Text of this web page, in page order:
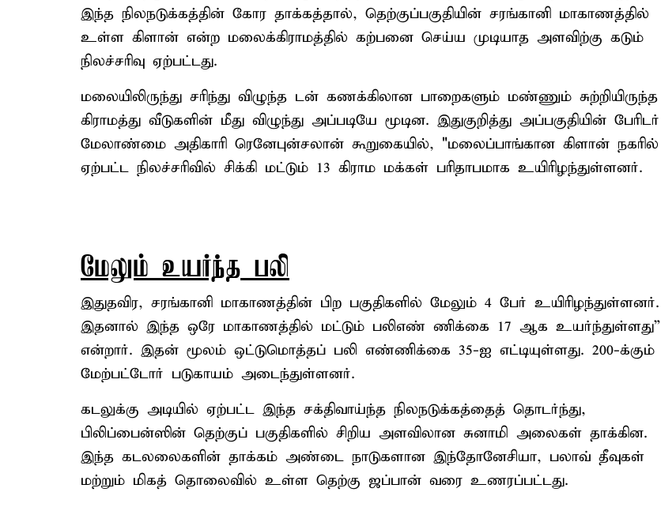
இந்த நிலநடுக்கத்தின் கோர தாக்கத்தால், தெற்குப்பகுதியின் சரங்கானி மாகாணத்தில்
உள்ள கிளான் என்ற மலைக்கிராமத்தில் கற்பனை செய்ய முடியாத அளவிற்கு கடும்
நிலச்சரிவு ஏற்பட்டது.
மலையிலிருந்து சரிந்து விழுந்த டன் கணக்கிலான பாறைகளும் மண்ணும் சுற்றியிருந்த
கிராமத்து வீடுகளின் மீது விழுந்து அப்படியே மூடின. இதுகுறித்து அப்பகுதியின் பேரிடர்
மேலாண்மை அதிகாரி ரெனேபுன்சலான் கூறுகையில், "மலைப்பாங்கான கிளான் நகரில்
ஏற்பட்ட நிலச்சரிவில் சிக்கி மட்டும் 13 கிராம மக்கள் பரிதாபமாக உயிரிழந்துள்ளனர்.
மேலும் உயர்ந்த பலி
இதுதவிர, சரங்கானி மாகாணத்தின் பிற பகுதிகளில் மேலும் 4 பேர் உயிரிழந்துள்ளனர்.
இதனால் இந்த ஒரே மாகாணத்தில் மட்டும் பலிஎண் ணிக்கை 17 ஆக உயர்ந்துள்ளது”
என்றார். இதன் மூலம் ஒட்டுமொத்தப் பலி எண்ணிக்கை 35-ஐ எட்டியுள்ளது. 200-க்கும்
மேற்பட்டோர் படுகாயம் அடைந்துள்ளனர்.
கடலுக்கு அடியில் ஏற்பட்ட இந்த சக்திவாய்ந்த நிலநடுக்கத்தைத் தொடர்ந்து,
பிலிப்பைன்ஸின் தெற்குப் பகுதிகளில் சிறிய அளவிலான சுனாமி அலைகள் தாக்கின.
இந்த கடலலைகளின் தாக்கம் அண்டை நாடுகளான இந்தோனேசியா, பலாவ் தீவுகள்
மற்றும் மிகத் தொலைவில் உள்ள தெற்கு ஜப்பான் வரை உணரப்பட்டது.